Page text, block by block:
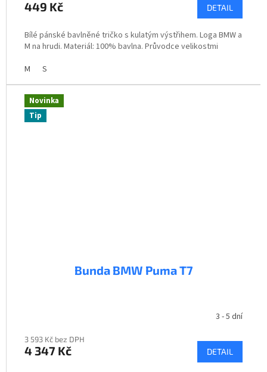
449 Kč DETAIL
Bílé pánské bavlněné tričko s kulatým výstřihem. Loga BMW a
M na hrudi. Materiál: 100% bavlna. Průvodce velikostmi
M
S
Novinka
Tip
Bunda BMW Puma T7
3 - 5 dní
3 593 Kč bez DPH
4 347 Kč DETAIL